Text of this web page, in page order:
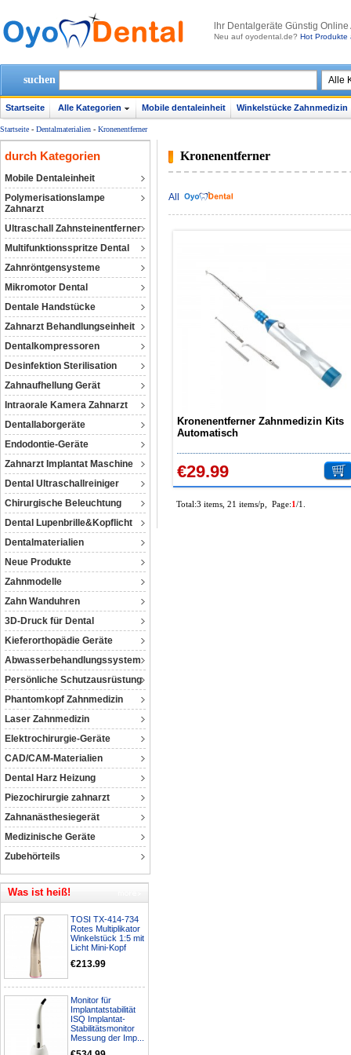
lhr Dentalgeräte Günstig
Neu auf oyodental.de? Hot Produkte
suchen
Startseite Alle Kategorien Mobile dentaleinheit Winkelstücke Zahnmedizin
Startseite - Dentalmaterialien - Kronenentferner
durch Kategorien
Mobile Dentaleinheit
Polymerisationslampe
Zahnarzt
Ultraschall Zahnsteinentferner
Multifunktionsspritze Dental
Zahnröntgensysteme
Mikromotor Dental
Dentale Handstücke
Zahnarzt Behandlungseinheit
Dentalkompressoren‎
Desinfektion Sterilisation
Zahnaufhellung Gerät
Intraorale Kamera Zahnarzt
Dentallaborgeräte
Endodontie-Geräte
Zahnarzt Implantat Maschine
Dental Ultraschallreiniger
Chirurgische Beleuchtung
Dental Lupenbrille&Kopflicht
Dentalmaterialien
Neue Produkte
Zahnmodelle
Zahn Wanduhren
3D-Druck für Dental
Kieferorthopädie Geräte
Abwasserbehandlungssystem
Persönliche Schutzausrüstung
Phantomkopf Zahnmedizin
Laser Zahnmedizin
Elektrochirurgie-Geräte
CAD/CAM-Materialien
Dental Harz Heizung
Piezochirurgie zahnarzt
Zahnanästhesiegerät
Medizinische Geräte
Zubehörteils
Was ist heiß!
TOSI TX-414-734
Rotes Multiplikator
Winkelstück 1:5 mit
Licht Mini-Kopf
€213.99
Monitor für
Implantatstabilität
ISQ Implantat-
Stabilitätsmonitor
Messung der Imp...
Kronenentferner
All
Kronenentferner Zahnmedizin Kits
Automatisch
€29.99
Total:3 items, 21 items/p, Page:1/1.